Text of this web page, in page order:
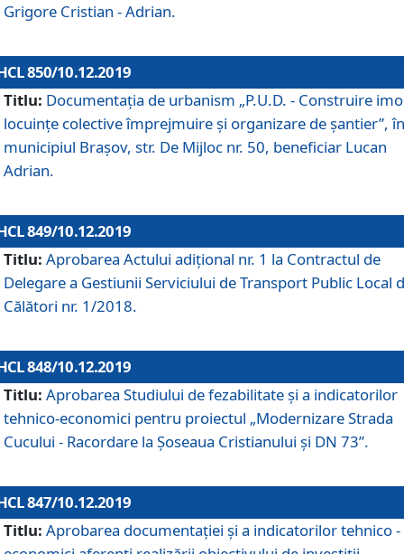
Grigore Cristian - Adrian.
850/10.12.2019
Titlu: Documentaţia de urbanism „P.U.D. - Construire
locuințe colective împrejmuire și organizare de șantier”, în
municipiul Braşov, str. De Mijloc nr. 50, beneficiar Lucan
Adrian.
849/10.12.2019
Titlu: Aprobarea Actului adiţional nr. 1 la Contractul de
Delegare a Gestiunii Serviciului de Transport Public Local
Călători nr. 1/2018.
848/10.12.2019
Titlu: Aprobarea Studiului de fezabilitate şi a indicatorilor
tehnico-economici pentru proiectul „Modernizare Strada
Cucului - Racordare la Șoseaua Cristianului și DN 73”.
847/10.12.2019
Titlu: Aprobarea documentației și a indicatorilor tehnico -